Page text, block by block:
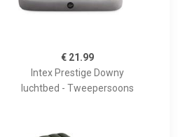
€ 21.99
Intex Prestige Downy
luchtbed - Tweepersoons